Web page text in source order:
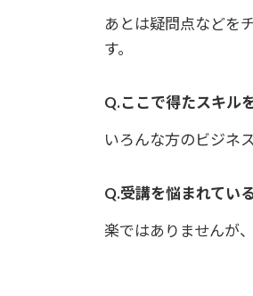
あとは疑問点などを
す。
Q.ここで得たスキル
いろんな方のビジネ
Q.受講を悩まれてい
楽ではありませんが